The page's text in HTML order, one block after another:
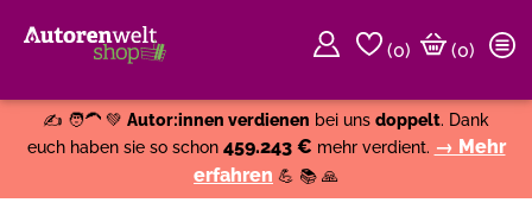
(0)
(0)
✍️ 🧑‍🦱 💚 Autor:innen verdienen bei uns doppelt. Dank
euch haben sie so schon 459.243 € mehr verdient. → Mehr
erfahren 💪 📚 🙏